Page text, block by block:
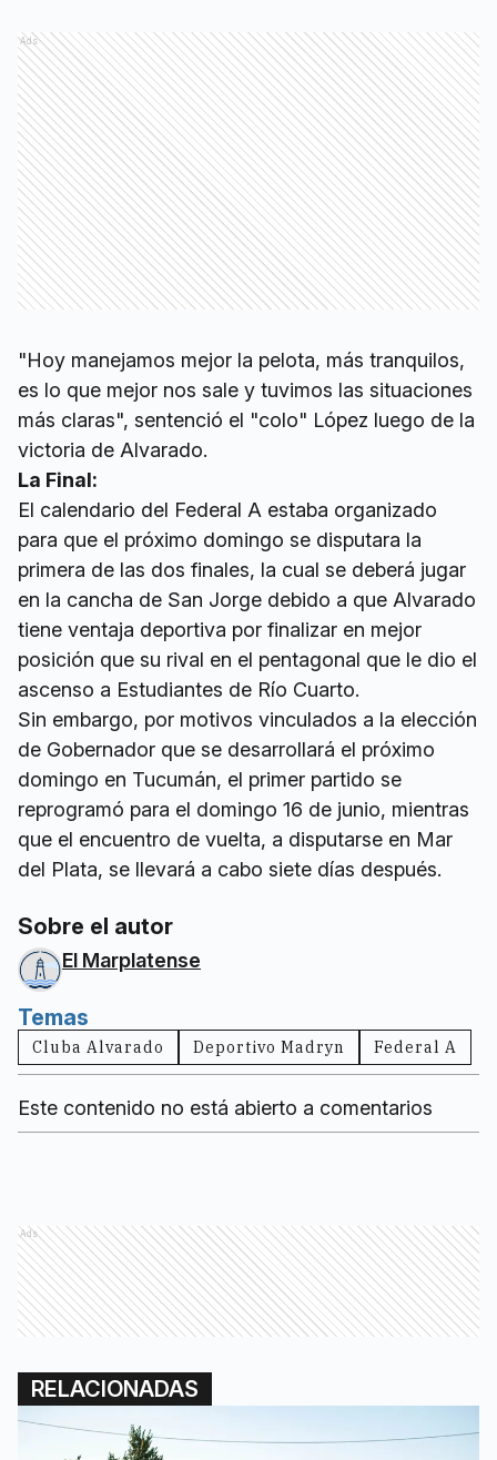
Ads
"Hoy manejamos mejor la pelota, más tranquilos,
es lo que mejor nos sale y tuvimos las situaciones
más claras", sentenció el "colo" López luego de la
victoria de Alvarado.
La Final:
El calendario del Federal A estaba organizado
para que el próximo domingo se disputara la
primera de las dos finales, la cual se deberá jugar
en la cancha de San Jorge debido a que Alvarado
tiene ventaja deportiva por finalizar en mejor
posición que su rival en el pentagonal que le dio el
ascenso a Estudiantes de Río Cuarto.
Sin embargo, por motivos vinculados a la elección
de Gobernador que se desarrollará el próximo
domingo en Tucumán, el primer partido se
reprogramó para el domingo 16 de junio, mientras
que el encuentro de vuelta, a disputarse en Mar
del Plata, se llevará a cabo siete días después.
Sobre el autor
El Marplatense
Temas
Cluba Alvarado Deportivo Madryn Federal A
Este contenido no está abierto a comentarios
Ads
RELACIONADAS